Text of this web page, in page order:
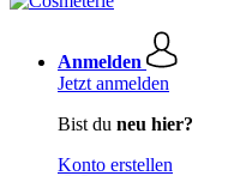
Anmelden
Jetzt anmelden
Bist du neu hier?
Konto erstellen